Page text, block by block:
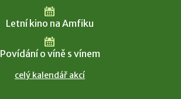
Letní kino na Amfiku
Povídání o víně s vínem
celý kalendář akcí